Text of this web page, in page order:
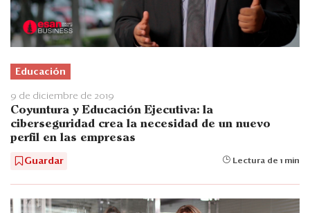
Educación
9 de diciembre de 2019
Coyuntura y Educación Ejecutiva: la
ciberseguridad crea la necesidad de un nuevo
perfil en las empresas
Guardar Lectura de 1 min